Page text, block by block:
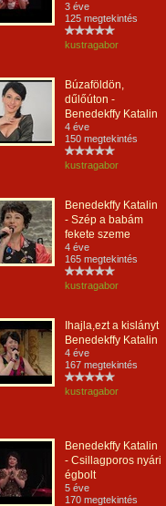
3 éve
125 megtekintés
kustragabor
Búzaföldön,
dűlőúton -
Benedekffy Katalin
4 éve
150 megtekintés
kustragabor
Benedekffy Katalin
- Szép a babám
fekete szeme
4 éve
165 megtekintés
kustragabor
Ihajla,ezt a kislányt
Benedekffy Katalin
4 éve
167 megtekintés
kustragabor
Benedekffy Katalin
- Csillagporos nyári
égbolt
5 éve
170 megtekintés